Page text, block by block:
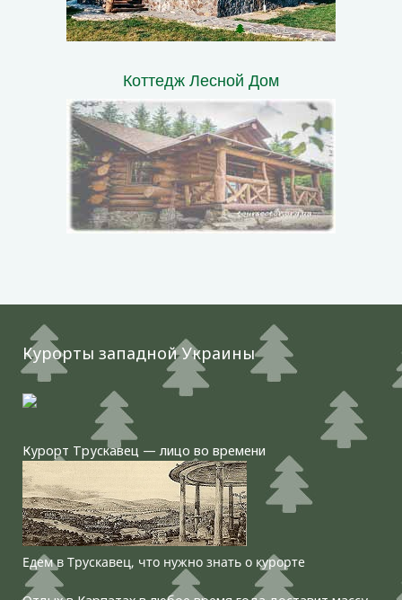
Коттедж Лесной Дом
Курорты западной Украины
Курорт Трускавец — лицо во времени
Едем в Трускавец, что нужно знать о курорте